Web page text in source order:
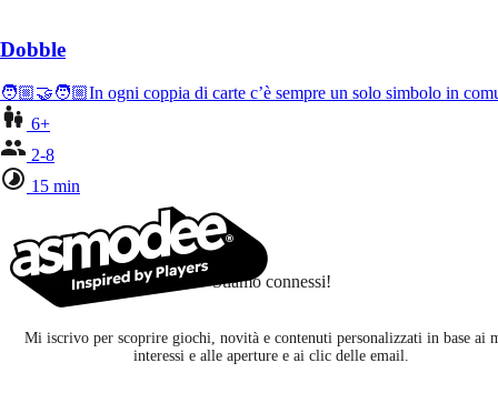
Dobble
🧑🏼‍🤝‍🧑🏼In ogni coppia di carte c’è sempre un solo simbolo in
6+
2-8
15 min
Stiamo connessi!
Mi iscrivo per scoprire giochi, novità e contenuti personalizzati in base ai
interessi e alle aperture e ai clic delle email.